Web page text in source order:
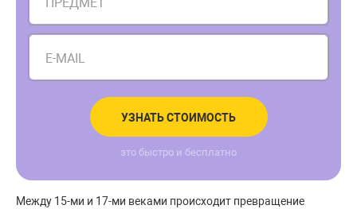
E-MAIL
УЗНАТЬ СТОИМОСТЬ
это быстро и бесплатно
Между 15-ми и 17-ми веками происходит превращение